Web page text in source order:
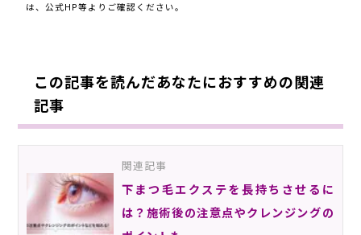
は、公式HP等よりご確認ください。
この記事を読んだあなたにおすすめの関連
記事
関連記事
下まつ毛エクステを長持ちさせるに
は？施術後の注意点やクレンジングの